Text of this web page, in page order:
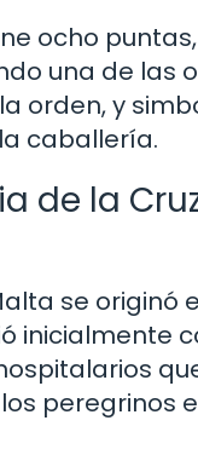
ocho
una de las
orden, y
caballería.
de la
se originó
inicialmente
peregrinos